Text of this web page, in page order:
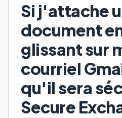
Si j'attache
document
glissant sur
courriel
qu'il sera
Secure